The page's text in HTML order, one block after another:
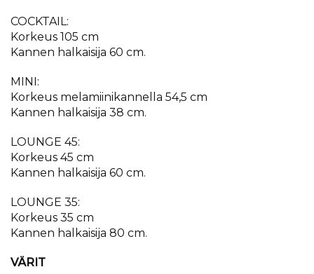
COCKTAIL:
Korkeus 105 cm
Kannen halkaisija 60 cm.
MINI:
Korkeus melamiinikannella 54,5 cm
Kannen halkaisija 38 cm.
LOUNGE 45:
Korkeus 45 cm
Kannen halkaisija 60 cm.
LOUNGE 35:
Korkeus 35 cm
Kannen halkaisija 80 cm.
VÄRIT